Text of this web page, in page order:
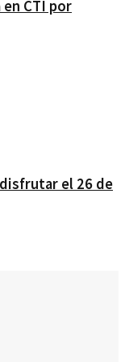
CTI por
el 26 de